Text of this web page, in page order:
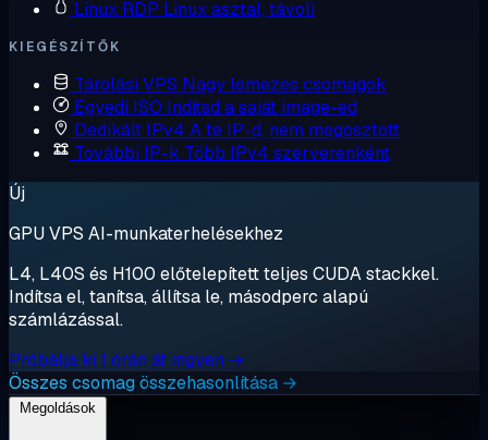
Linux RDP Linux asztal, távoli
KIEGÉSZÍTŐK
Tárolási VPS Nagy lemezes csomagok
Egyedi ISO Indítsd a saját image-ed
Dedikált IPv4 A te IP-d, nem megosztott
További IP-k Több IPv4 szerverenként
Új
GPU VPS AI-munkaterhelésekhez
L4, L40S és H100 előtelepített teljes CUDA stackkel.
Indítsa el, tanítsa, állítsa le, másodperc alapú
számlázással.
Próbálja ki 1 órán át ingyen →
Összes csomag összehasonlítása →